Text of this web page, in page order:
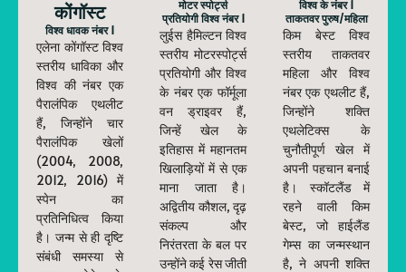
कोंगॉस्ट
विश्व धावक नंबर 1
एलेना कोंगॉस्ट विश्व
स्तरीय धाविका और
विश्व की नंबर एक
पैरालंपिक एथलीट
हैं, जिन्होंने चार
पैरालंपिक खेलों
(2004, 2008,
2012, 2016) में
स्पेन का
प्रतिनिधित्व किया
है। जन्म से ही दृष्टि
संबंधी समस्या से
मोटर स्पोर्ट्स
प्रतियोगी विश्व नंबर 1
लुईस हैमिल्टन विश्व
स्तरीय मोटरस्पोर्ट्स
प्रतियोगी और विश्व
के नंबर एक फॉर्मूला
वन ड्राइवर हैं,
जिन्हें खेल के
इतिहास में महानतम
खिलाड़ियों में से एक
माना जाता है।
अद्वितीय कौशल, दृढ़
संकल्प और
निरंतरता के बल पर
उन्होंने कई रेस जीती
विश्व के नंबर 1
ताकतवर पुरुष/महिला
किम बेस्ट विश्व
स्तरीय ताकतवर
महिला और विश्व
नंबर एक एथलीट हैं,
जिन्होंने शक्ति
एथलेटिक्स के
चुनौतीपूर्ण खेल में
अपनी पहचान बनाई
है। स्कॉटलैंड में
रहने वाली किम
बेस्ट, जो हाईलैंड
गेम्स का जन्मस्थान
है, ने अपनी शक्ति